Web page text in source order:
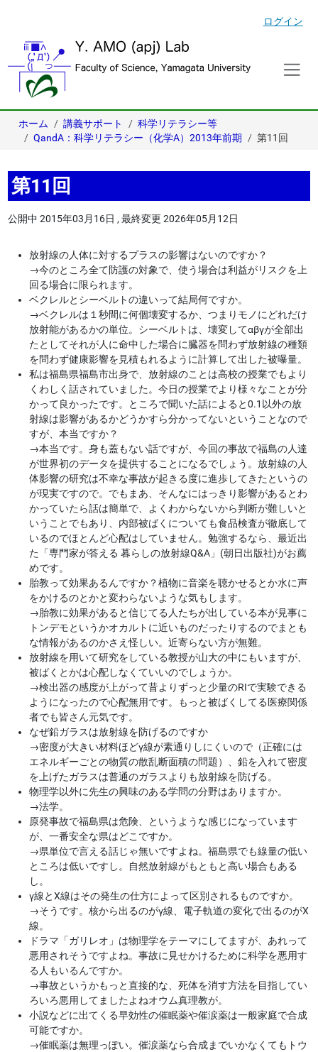
ログイン
ホーム 講義サポート
科学リテラシー等
QandA：科学リテラシー（化学A）2013年前期
第11回
第11回
公開中 2015年03月16日 ,最終変更 2026年05月12日
放射線の人体に対するプラスの影響はないのですか？
→今のところ全て防護の対象で、使う場合は利益がリスクを上
回る場合に限られます。
ベクレルとシーベルトの違いって結局何ですか。
→ベクレルは１秒間に何個壊変するか、つまりモノにどれだけ
放射能があるかの単位。シーベルトは、壊変してαβγが全部出
たとしてそれが人に命中した場合に臓器を問わず放射線の種類
を問わず健康影響を見積もれるように計算して出した被曝量。
私は福島県福島市出身で、放射線のことは高校の授業でもより
くわしく話されていました。今日の授業でより様々なことが分
かって良かったです。ところで聞いた話によると0.1以外の放
射線は影響があるかどうかすら分かってないということなので
すが、本当ですか？
→本当です。身も蓋もない話ですが、今回の事故で福島の人達
が世界初のデータを提供することになるでしょう。放射線の人
体影響の研究は不幸な事故が起きる度に進歩してきたというの
が現実ですので。でもまあ、そんなにはっきり影響があるとわ
かっていたら話は簡単で、よくわからないから判断が難しいと
いうことでもあり、内部被ばくについても食品検査が徹底して
いるのでほとんど心配はしていません。勉強するなら、最近出
た「専門家が答える 暮らしの放射線Q&A」(朝日出版社)がお薦
めです。
胎教って効果あるんですか？植物に音楽を聴かせるとか水に声
をかけるのとかと変わらないような気もします。
→胎教に効果があると信じてる人たちが出している本が見事に
トンデモというかオカルトに近いものだったりするのでまとも
な情報があるのかさえ怪しい。近寄らない方が無難。
放射線を用いて研究をしている教授が山大の中にもいますが、
被ばくとかは心配しなくていいのでしょうか。
→検出器の感度が上がって昔よりずっと少量のRIで実験できる
ようになったので心配無用です。もっと被ばくしてる医療関係
者でも皆さん元気です。
なぜ鉛ガラスは放射線を防げるのですか
→密度が大きい材料ほどγ線が素通りしにくいので（正確には
エネルギーごとの物質の散乱断面積の問題）、鉛を入れて密度
を上げたガラスは普通のガラスよりも放射線を防げる。
物理学以外に先生の興味のある学問の分野はありますか。
→法学。
原発事故で福島県は危険、というような感じになっています
が、一番安全な県はどこですか。
→県単位で言える話じゃ無いですよね。福島県でも線量の低い
ところは低いですし。自然放射線がもともと高い場合もある
し。
γ線とX線はその発生の仕方によって区別されるものですか。
→そうです。核から出るのがγ線、電子軌道の変化で出るのがX
線。
ドラマ「ガリレオ」は物理学をテーマにしてますが、あれって
悪用されそうですよね。事故に見せかけるために科学を悪用す
る人もいるんですか。
→事故というかもっと直接的な、死体を消す方法を目指してい
ろいろ悪用してましたよねオウム真理教が。
小説などに出てくる早効性の催眠薬や催涙薬は一般家庭で合成
可能ですか。
→催眠薬は無理っぽい。催涙薬なら合成までいかなくてもトウ